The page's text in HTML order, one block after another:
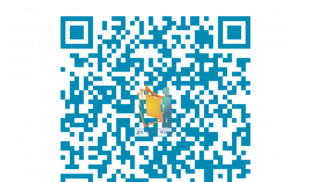
любит рисовать то, что услышал или прочитал. Перед
вами рассказ основоположника якутской литературы
Николая Неустроева "Рыбак" (Балыксыт) с
иллюстрациями Далана Павлова
Неустроев, Николай Денисович.
Балыксыт : ойуу-кинигэ : [12+] / Николай Неустроев ;
ойуулары оҥордо Д. Павлов ; салайааччылар: С. К.
Билюкина, А. Е. Монастырева ; киирии тылы суруйда В.
Е. Павлова. – Дьокуускай : СӨ НБ РИЦ, 2021. – 19, [1] с.